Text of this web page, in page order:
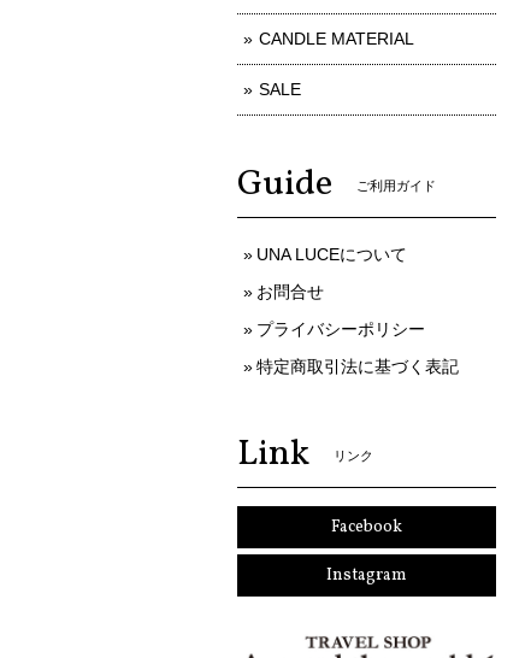
CANDLE MATERIAL
SALE
Guide ご利用ガイド
UNA LUCEについて
お問合せ
プライバシーポリシー
特定商取引法に基づく表記
Link リンク
Facebook
Instagram